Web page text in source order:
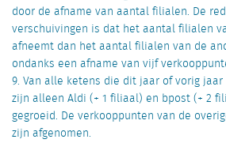
door de afname van aantal filialen. De
verschuivingen is dat het aantal filialen
afneemt dan het aantal filialen van de
ondanks een afname van vijf
9. Van alle ketens die dit jaar of vorig
zijn alleen Aldi (+ 1 filiaal) en bpost (+ 2
gegroeid. De verkooppunten van de
zijn afgenomen.